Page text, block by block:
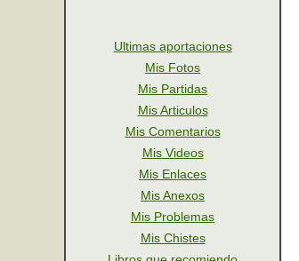
Ultimas aportaciones
Mis Fotos
Mis Partidas
Mis Articulos
Mis Comentarios
Mis Videos
Mis Enlaces
Mis Anexos
Mis Problemas
Mis Chistes